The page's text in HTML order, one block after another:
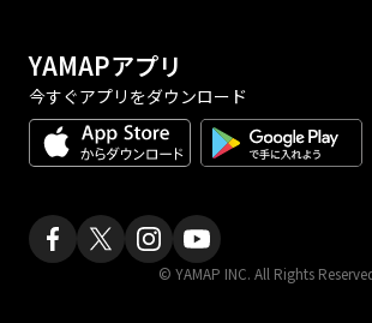
YAMAPアプリ
今すぐアプリをダウンロード
© YAMAP INC. All Rights